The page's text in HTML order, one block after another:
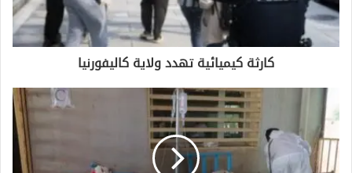
ك
ت
ر
كارثة كيميائية تهدد ولاية كاليفورنيا